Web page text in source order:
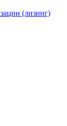
(лизинг)